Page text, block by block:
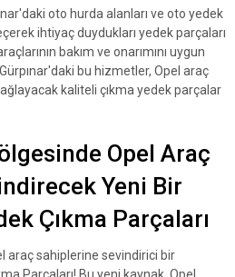
oto hurda alanları ve oto yedek
ihtiyaç duydukları yedek parçaları
bakım ve onarımını uygun
bu hizmetler, Opel araç
kaliteli çıkma yedek parçalar
Opel Araç
Yeni Bir
Çıkma Parçaları
araç sahiplerine sevindirici bir